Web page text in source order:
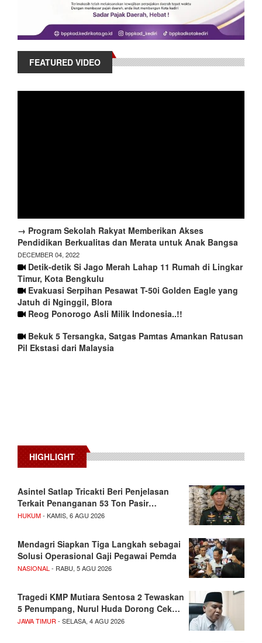
FEATURED VIDEO
→ Program Sekolah Rakyat Memberikan Akses
Pendidikan Berkualitas dan Merata untuk Anak Bangsa
DECEMBER 04, 2022
Detik-detik Si Jago Merah Lahap 11 Rumah di Lingkar
Timur, Kota Bengkulu
Evakuasi Serpihan Pesawat T-50i Golden Eagle yang
Jatuh di Nginggil, Blora
Reog Ponorogo Asli Milik Indonesia..!!
Bekuk 5 Tersangka, Satgas Pamtas Amankan Ratusan
Pil Ekstasi dari Malaysia
HIGHLIGHT
Asintel Satlap Tricakti Beri Penjelasan
Terkait Penanganan 53 Ton Pasir…
HUKUM- KAMIS, 6 AGU 2026
Mendagri Siapkan Tiga Langkah sebagai
Solusi Operasional Gaji Pegawai Pemda
NASIONAL - RABU, 5 AGU 2026
Tragedi KMP Mutiara Sentosa 2 Tewaskan
5 Penumpang, Nurul Huda Dorong Cek…
JAWA TIMUR - SELASA, 4 AGU 2026